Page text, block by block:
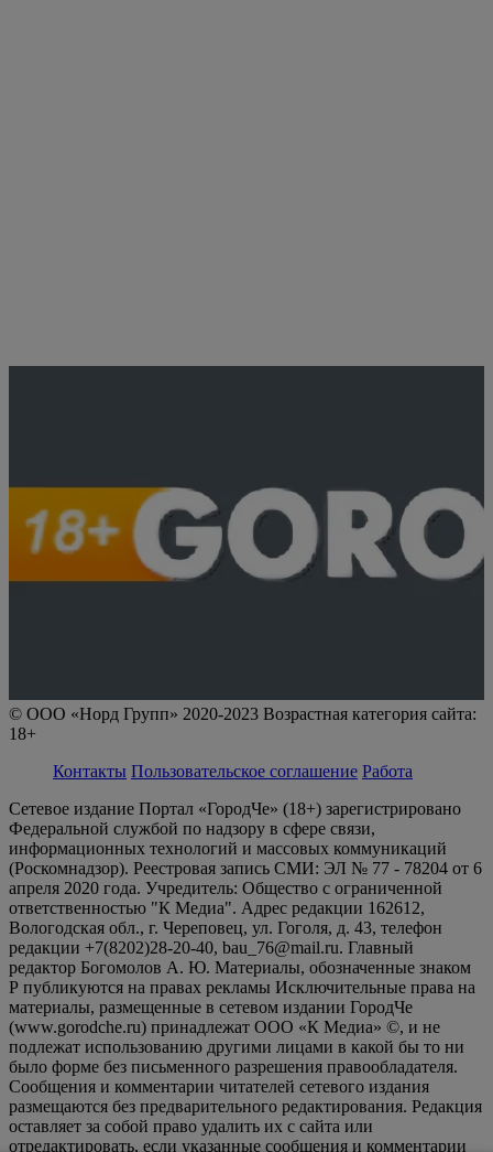
© ООО «Норд Групп» 2020-2023 Возрастная категория сайта:
18+
Контакты Пользовательское соглашение Работа
Сетевое издание Портал «ГородЧе» (18+) зарегистрировано
Федеральной службой по надзору в сфере связи,
информационных технологий и массовых коммуникаций
(Роскомнадзор). Реестровая запись СМИ: ЭЛ № 77 - 78204 от 6
апреля 2020 года. Учредитель: Общество с ограниченной
ответственностью "К Медиа". Адрес редакции 162612,
Вологодская обл., г. Череповец, ул. Гоголя, д. 43, телефон
редакции +7(8202)28-20-40, bau_76@mail.ru. Главный
редактор Богомолов А. Ю. Материалы, обозначенные знаком
Р публикуются на правах рекламы Исключительные права на
материалы, размещенные в сетевом издании ГородЧе
(www.gorodche.ru) принадлежат ООО «К Медиа» ©, и не
подлежат использованию другими лицами в какой бы то ни
было форме без письменного разрешения правообладателя.
Сообщения и комментарии читателей сетевого издания
размещаются без предварительного редактирования. Редакция
оставляет за собой право удалить их с сайта или
отредактировать, если указанные сообщения и комментарии